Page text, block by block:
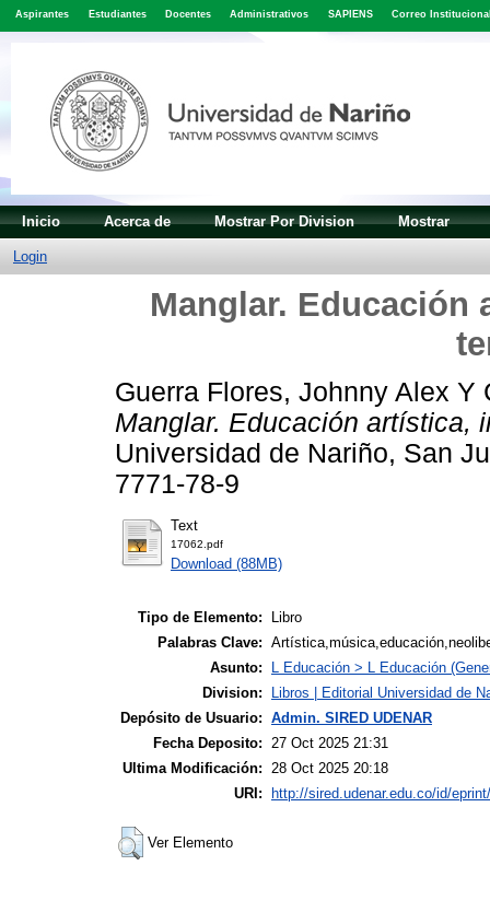
Aspirantes Estudiantes Docentes Administrativos SAPIENS Correo
Inicio Acerca de Mostrar Por Division Mostrar
Login
Manglar.
Guerra Flores, Johnny Alex Y
Manglar. Educación artística,
Universidad de Nariño, San
7771-78-9
Text
17062.pdf
Download (88MB)
Tipo de Elemento:
Libro
Palabras Clave:
Asunto:
L Educación > L Educación
Division:
Libros | Editorial Universidad de
Depósito de Usuario: Admin. SIRED UDENAR
Fecha Deposito: 27 Oct 2025 21:31
Ultima Modificación: 28 Oct 2025 20:18
URI:
http://sired.udenar.edu.co/id/
Ver Elemento